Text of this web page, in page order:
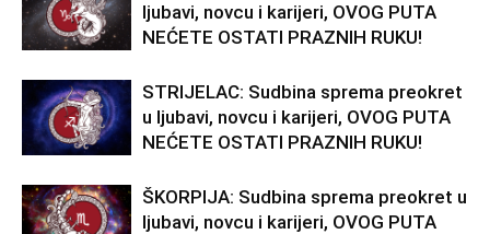
ljubavi, novcu i karijeri, OVOG PUTA
NEĆETE OSTATI PRAZNIH RUKU!
STRIJELAC: Sudbina sprema preokret
u ljubavi, novcu i karijeri, OVOG PUTA
NEĆETE OSTATI PRAZNIH RUKU!
ŠKORPIJA: Sudbina sprema preokret u
ljubavi, novcu i karijeri, OVOG PUTA